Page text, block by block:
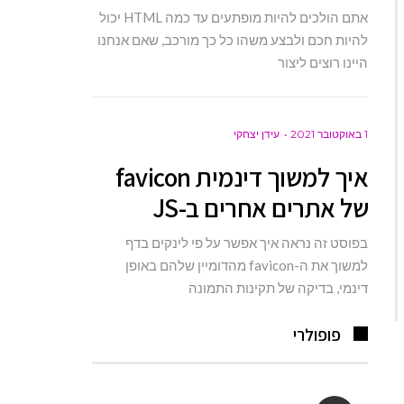
אתם הולכים להיות מופתעים עד כמה HTML יכול
להיות חכם ולבצע משהו כל כך מורכב, שאם אנחנו
היינו רוצים ליצור
1 באוקטובר 2021 עידן יצחקי
איך למשוך דינמית favicon
של אתרים אחרים ב-JS
בפוסט זה נראה איך אפשר על פי לינקים בדף
למשוך את ה-favicon מהדומיין שלהם באופן
דינמי, בדיקה של תקינות התמונה
פופולרי